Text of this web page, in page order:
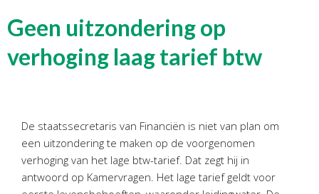
Onzediensten
Tijdelijk financieel personeel
Personeel & Organisatie
Bedrijfseconomisch advies
Belastingadvies Purmerend
Geen uitzondering op
verhoging laag tarief btw
De staatssecretaris van Financiën is niet van plan om
een uitzondering te maken op de voorgenomen
verhoging van het lage btw-tarief. Dat zegt hij in
antwoord op Kamervragen. Het lage tarief geldt voor